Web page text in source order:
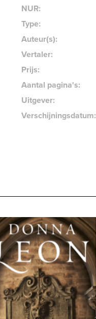
NUR:
Type:
Auteur(s):
Vertaler:
Prijs:
Aantal pagina's:
Uitgever:
Verschijningsdatum: